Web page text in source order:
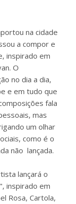
na cidade
a compor e
inspirado em
O
no dia a dia,
e em tudo que
fala
mas
um olhar
como é o
não lançada.
lançará o
inspirado em
Rosa, Cartola,